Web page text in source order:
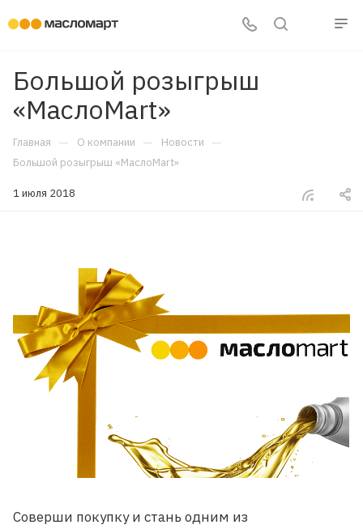
Большой розыгрыш
«МаслоMart»
Главная — О компании — Новости —
Большой розыгрыш «МаслоMart»
1 июля 2018
Соверши покупку и стань одним из